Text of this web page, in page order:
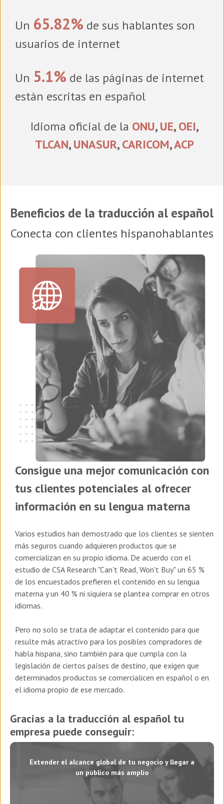
Un 65.82% de sus hablantes son
usuarios de internet
Un 5.1% de las páginas de internet
están escritas en español
Idioma oficial de la ONU,UE,OEI,
TLCAN,UNASUR,CARICOM,ACP
Beneficios de la traducción al español
Conecta con clientes hispanohablantes
Consigue una mejor comunicación con
tus clientes potenciales al ofrecer
información en su lengua materna
Varios estudios han demostrado que los clientes se sienten
más seguros cuando adquieren productos que se
comercializan en su propio idioma. De acuerdo con el
estudio de CSA Research "Can't Read, Won't Buy" un 65 %
de los encuestados prefieren el contenido en su lengua
materna y un 40 % ni siquiera se plantea comprar en otros
idiomas.
Pero no solo se trata de adaptar el contenido para que
resulte más atractivo para los posibles compradores de
habla hispana, sino también para que cumpla con la
legislación de ciertos países de destino, que exigen que
determinados productos se comercialicen en español o en
el idioma propio de ese mercado.
Gracias a la traducción al español tu
empresa puede conseguir:
Extender el alcance global de tu negocio y llegar a
un público más amplio